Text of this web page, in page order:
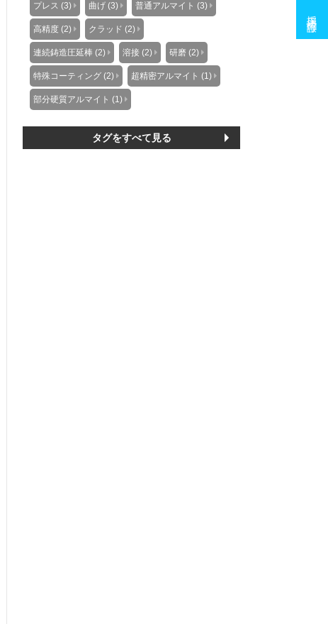
プレス (3) 曲げ (3) 普通アルマイト (3)
高精度 (2) クラッド (2)
連続鋳造圧延棒 (2) 溶接 (2) 研磨 (2)
特殊コーティング (2) 超精密アルマイト (1)
部分硬質アルマイト (1)
タグをすべて見る